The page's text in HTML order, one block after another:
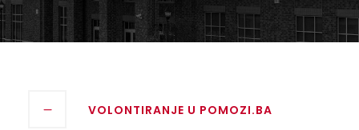
VOLONTIRANJE U POMOZI.BA